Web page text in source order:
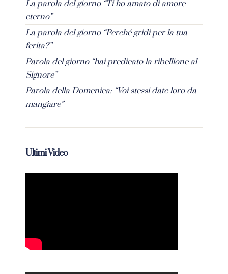
La parola del giorno “Ti ho amato di amore
eterno”
La parola del giorno “Perché gridi per la tua
ferita?”
Parola del giorno “hai predicato la ribellione al
Signore”
Parola della Domenica: “Voi stessi date loro da
mangiare”
Ultimi Video